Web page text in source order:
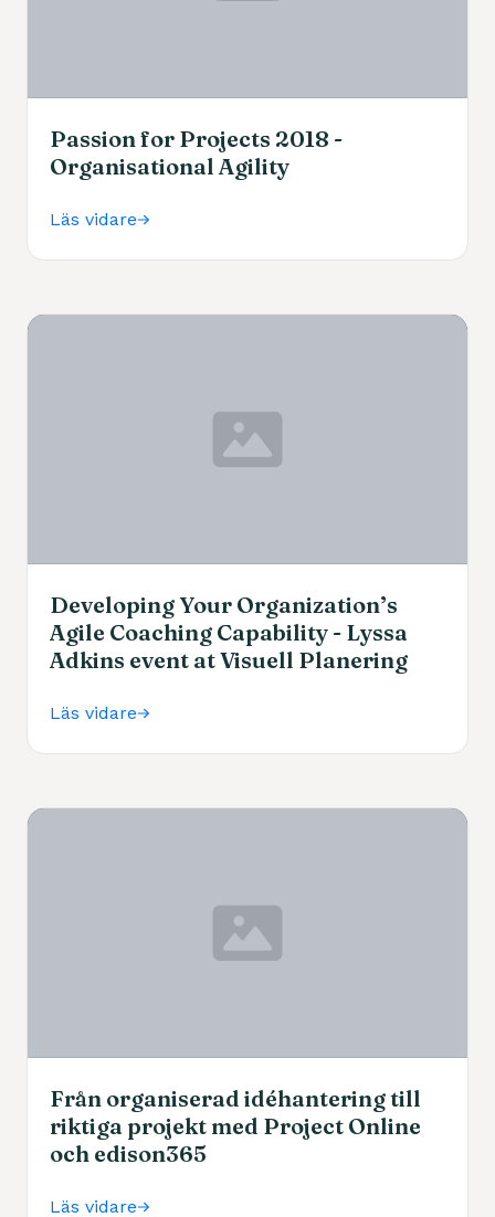
Passion for Projects 2018 -
Organisational Agility
Läs vidare
Developing Your Organization’s
Agile Coaching Capability - Lyssa
Adkins event at Visuell Planering
Läs vidare
Från organiserad idéhantering till
riktiga projekt med Project Online
och edison365
Läs vidare